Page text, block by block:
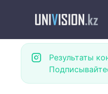
Результаты